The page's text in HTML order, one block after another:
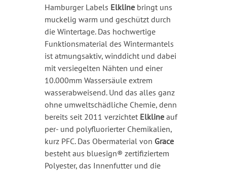
Hamburger Labels Elklinebringt uns
muckelig warm und geschützt durch
die Wintertage. Das hochwertige
Funktionsmaterial des Wintermantels
ist atmungsaktiv, winddicht und dabei
mit versiegelten Nähten und einer
10.000mm Wassersäule extrem
wasserabweisend. Und das alles ganz
ohne umweltschädliche Chemie, denn
bereits seit 2011 verzichtet Elklineauf
per- und polyfluorierter Chemikalien,
kurz PFC. Das Obermaterial von Grace
besteht aus bluesign® zertifiziertem
Polyester, das Innenfutter und die